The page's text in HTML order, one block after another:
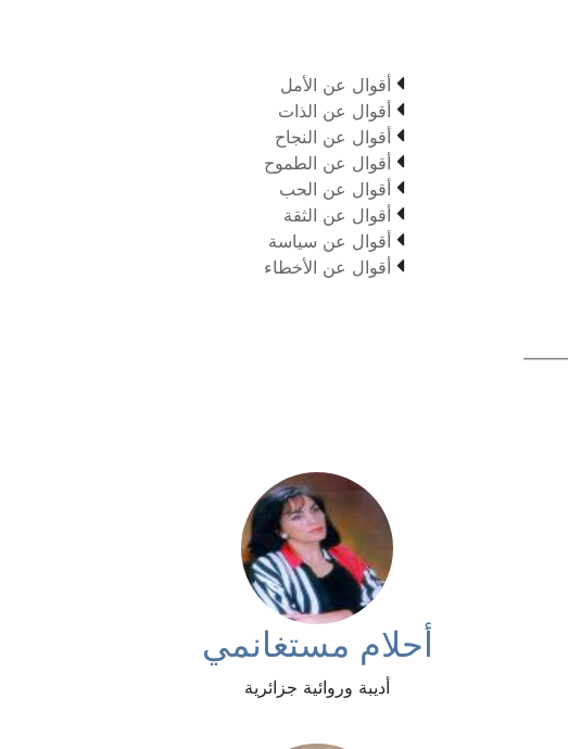
 أقوال عن الأمل
 أقوال عن الذات
 أقوال عن النجاح
 أقوال عن الطموح
 أقوال عن الحب
 أقوال عن الثقة
 أقوال عن سياسة
 أقوال عن الأخطاء
أحلام مستغانمي
أديبة وروائية جزائرية